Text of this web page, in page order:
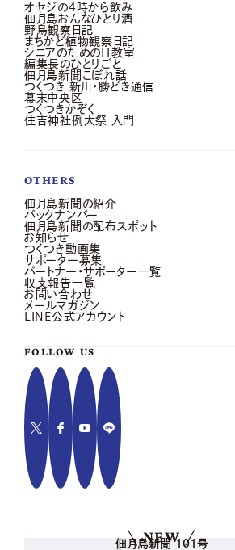
オヤジの4時から飲み
佃月島おんなひとり酒
野鳥観察日記
まちかど植物観察日記
シニアのためのIT教室
編集長のひとりごと
佃月島新聞こぼれ話
つくつき 新川・勝どき通信
幕末中央区
つくつきかぞく
住吉神社例大祭 入門
OTHERS
佃月島新聞の紹介
バックナンバー
佃月島新聞の配布スポット
お知らせ
つくつき動画集
サポーター募集
パートナー・サポーター一覧
収支報告一覧
お問い合わせ
メールマガジン
LINE公式アカウント
FOLLOW US
NEW
佃月島新聞 101号